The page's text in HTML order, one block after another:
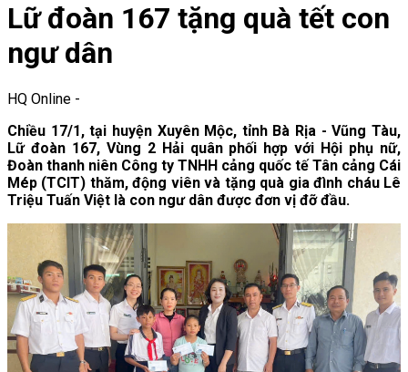
Lữ đoàn 167 tặng quà tết con
ngư dân
HQ Online -
Chiều 17/1, tại huyện Xuyên Mộc, tỉnh Bà Rịa - Vũng Tàu,
Lữ đoàn 167, Vùng 2 Hải quân phối hợp với Hội phụ nữ,
Đoàn thanh niên Công ty TNHH cảng quốc tế Tân cảng Cái
Mép (TCIT) thăm, động viên và tặng quà gia đình cháu Lê
Triệu Tuấn Việt là con ngư dân được đơn vị đỡ đầu.